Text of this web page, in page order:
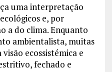
uma interpretação
e, por
a do clima. Enquanto
ambientalista, muitas
ecossistémica e
fechado e